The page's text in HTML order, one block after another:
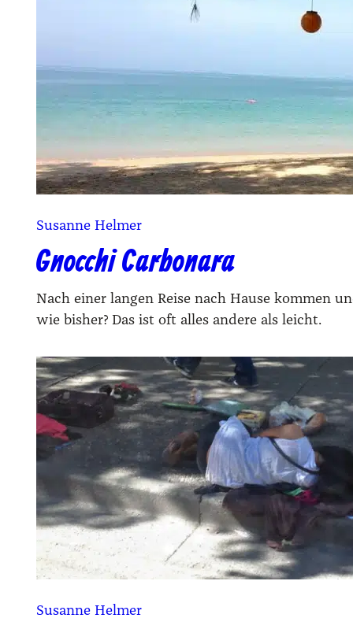
Susanne Helmer
Gnocchi Carbonara
Nach einer langen Reise nach Hause kommen
wie bisher? Das ist oft alles andere als leicht.
Susanne Helmer